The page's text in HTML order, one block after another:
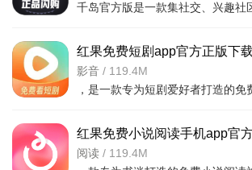
红果免费短剧app官方正版下
新版本v7.3.2.32 2026手机版
影音 / 119.4M
红果免费小说阅读手机app官
v7.3.2.32 2026手机版免费小说
阅读 / 119.4M